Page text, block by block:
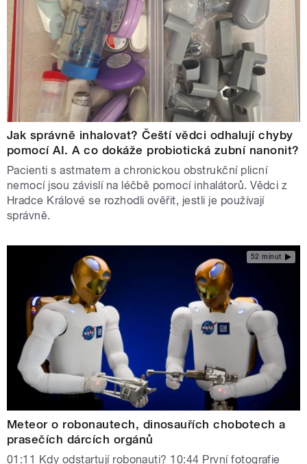
Jak správně inhalovat? Čeští vědci odhalují chyby
pomocí AI. A co dokáže probiotická zubní nanonit?
Pacienti s astmatem a chronickou obstrukční plicní
nemocí jsou závislí na léčbě pomocí inhalátorů. Vědci z
Hradce Králové se rozhodli ověřit, jestli je používají
správně.
52 minut
Meteor o robonautech, dinosauřích chobotech a
prasečích dárcích orgánů
01:11 Kdy odstartují robonauti? 10:44 První fotografie